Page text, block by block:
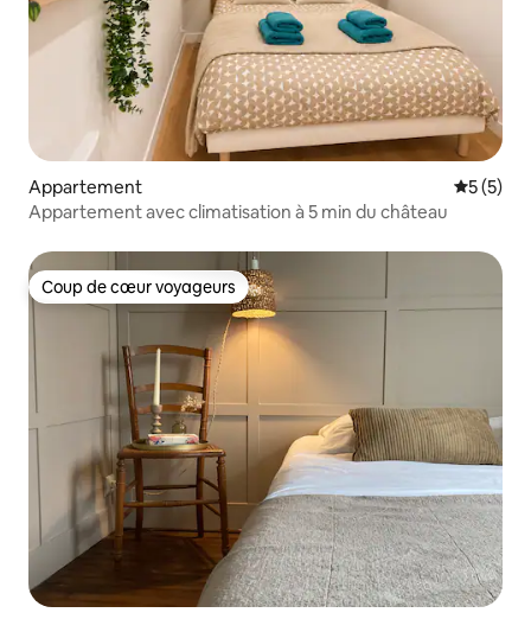
Appartement
5 (5)
Appartement avec climatisation à 5 min du château
Coup de cœur voyageurs
Coup de cœur voyageurs